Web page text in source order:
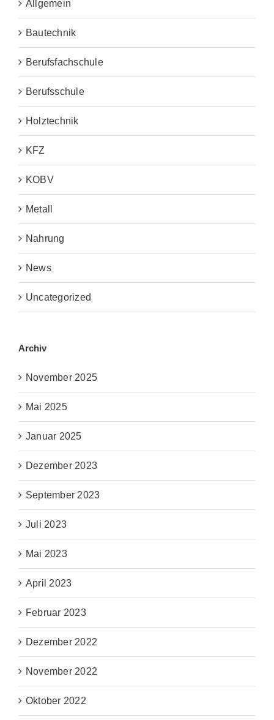
Allgemein
Bautechnik
Berufsfachschule
Berufsschule
Holztechnik
KFZ
KOBV
Metall
Nahrung
News
Uncategorized
Archiv
November 2025
Mai 2025
Januar 2025
Dezember 2023
September 2023
Juli 2023
Mai 2023
April 2023
Februar 2023
Dezember 2022
November 2022
Oktober 2022